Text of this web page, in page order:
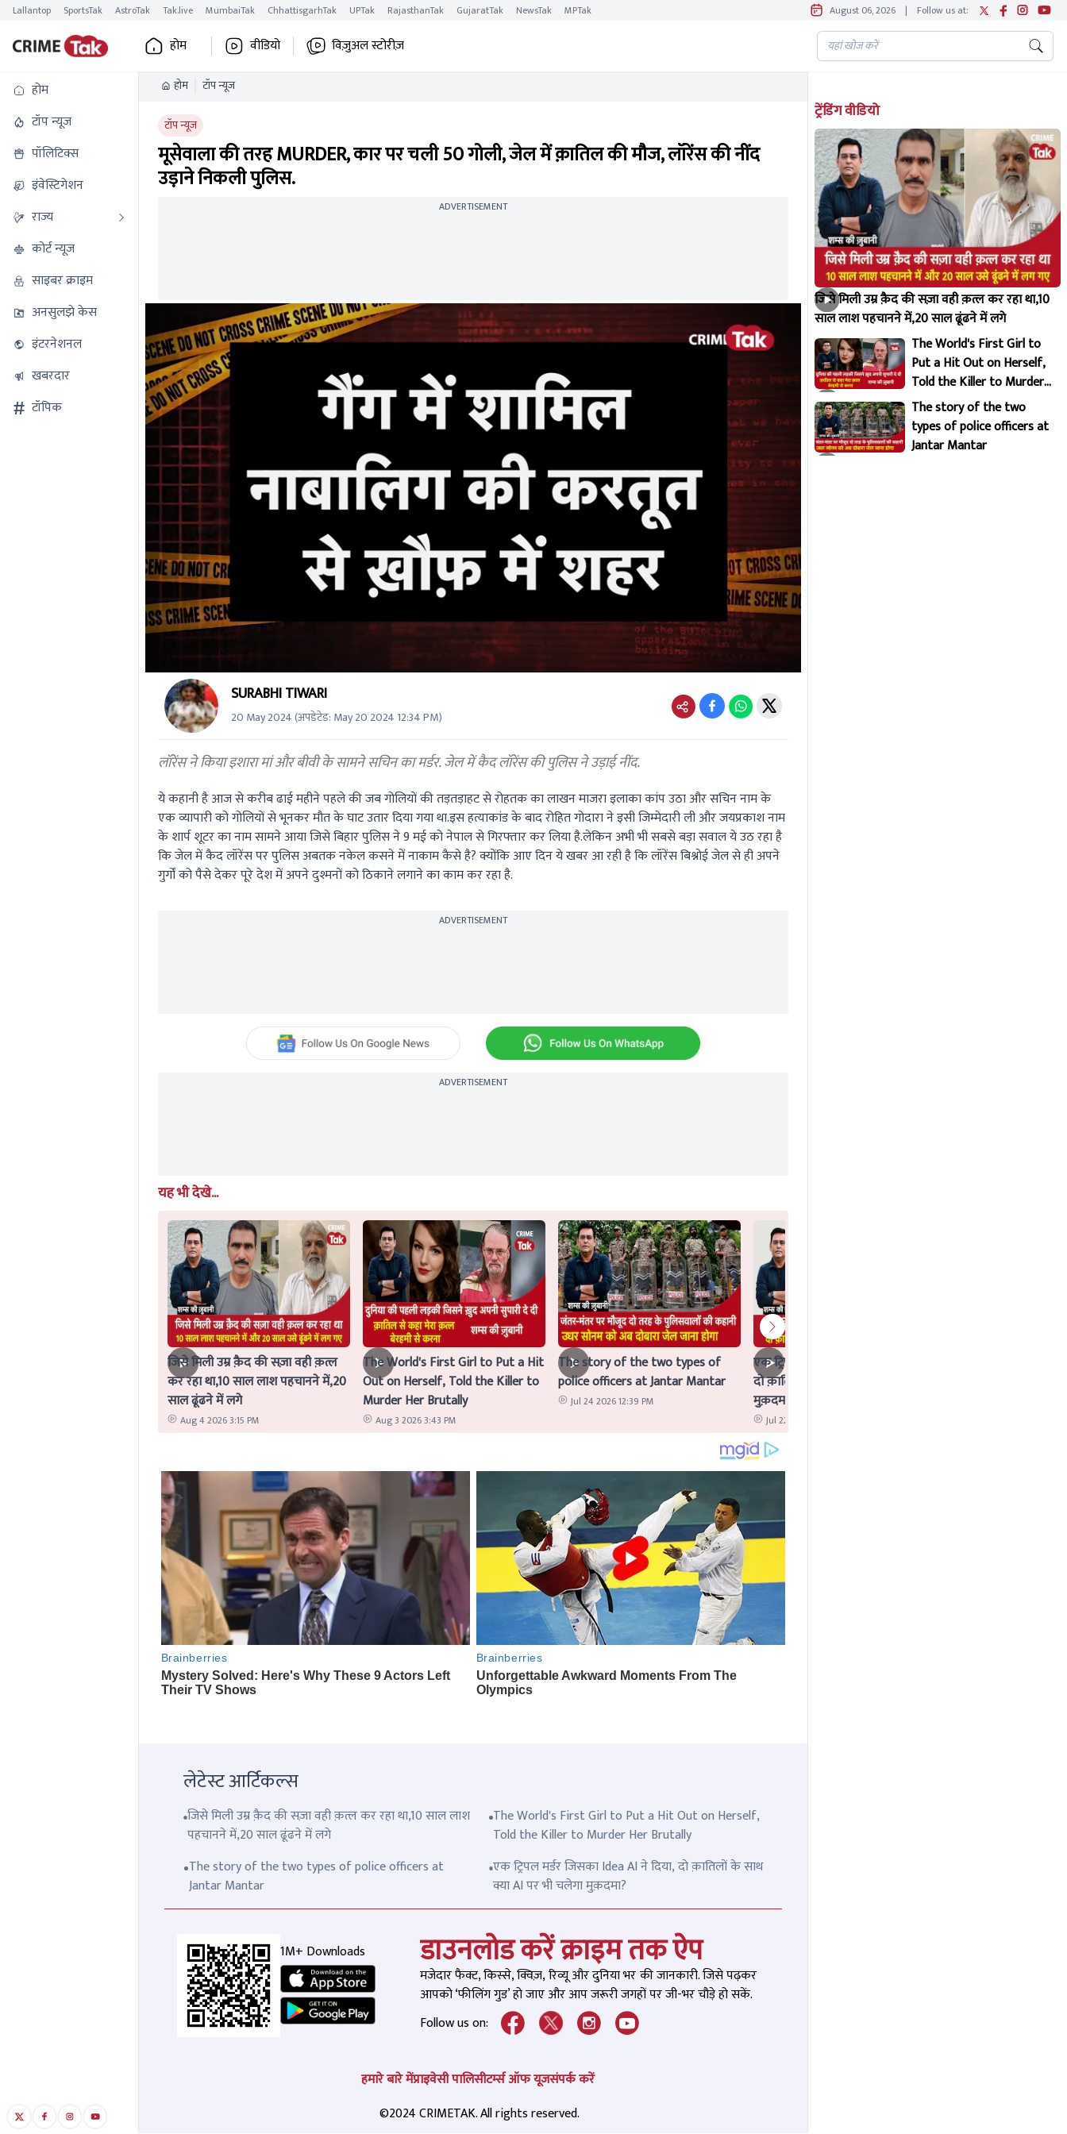
Lallantop SportsTak AstroTak Tak.live MumbaiTak ChhattisgarhTak UPTak RajasthanTak GujaratTak NewsTak MPTak August 06, 2026 | Follow us at:
होम वीडियो विज़ुअल स्टोरीज़
होम
टॉप न्यूज
पॉलिटिक्स
इंवेस्टिगेशन
राज्य
कोर्ट न्यूज
साइबर क्राइम
अनसुलझे केस
इंटरनेशनल
खबरदार
टॉपिक
होम टॉप न्यूज
टॉप न्यूज
मूसेवाला की तरह MURDER, कार पर चली 50 गोली, जेल में क़ातिल की मौज, लॉरेंस की नींद
उड़ाने निकली पुलिस.
ADVERTISEMENT
seconds
secondsVolume
0%
SURABHI TIWARI
20 May 2024(अपडेटेड: May 20 2024 12:34 PM)
लॉरेंस ने किया इशारा मां और बीवी के सामने सचिन का मर्डर. जेल में कैद लॉरेंस की पुलिस ने उड़ाई नींद.
ये कहानी है आज से करीब ढाई महीने पहले की जब गोलियों की तड़तड़ाहट से रोहतक का लाखन माजरा इलाका कांप उठा और सचिन नाम के
एक व्यापारी को गोलियों से भूनकर मौत के घाट उतार दिया गया था.इस हत्याकांड के बाद रोहित गोदारा ने इसी जिम्मेदारी ली और जयप्रकाश नाम
के शार्प शूटर का नाम सामने आया जिसे बिहार पुलिस ने 9 मई को नेपाल से गिरफ्तार कर लिया है.लेकिन अभी भी सबसे बड़ा सवाल ये उठ रहा है
कि जेल में कैद लॉरेंस पर पुलिस अबतक नकेल कसने में नाकाम कैसे है? क्योंकि आए दिन ये खबर आ रही है कि लॉरेंस बिश्नोई जेल से ही अपने
गुर्गों को पैसे देकर पूरे देश में अपने दुश्मनों को ठिकाने लगाने का काम कर रहा है.
ADVERTISEMENT
ADVERTISEMENT
यह भी देखे...
जिसे मिली उम्र क़ैद की सज़ा वही क़त्ल
कर रहा था,10 साल लाश पहचानने में,20
साल ढूंढने में लगे
Aug 4 2026 3:15 PM
The World's First Girl to Put a Hit
Out on Herself, Told the Killer to
Murder Her Brutally
Aug 3 2026 3:43 PM
The story of the two types of
police officers at Jantar Mantar
Jul 24 2026 12:39 PM
एक ट्रिपल मर्डर जिसका Idea AI ने दिया,
दो क़ातिलों के साथ क्या AI पर भी चलेगा
मुक़दमा?
Jul 22 2026 12:02 PM
लेटेस्ट आर्टिकल्स
जिसे मिली उम्र क़ैद की सज़ा वही क़त्ल कर रहा था,10 साल लाश
पहचानने में,20 साल ढूंढने में लगे
The World's First Girl to Put a Hit Out on Herself,
Told the Killer to Murder Her Brutally
The story of the two types of police officers at
Jantar Mantar
एक ट्रिपल मर्डर जिसका Idea AI ने दिया, दो क़ातिलों के साथ
क्या AI पर भी चलेगा मुक़दमा?
1M+ Downloads डाउनलोड करें क्राइम तक ऐप
मजेदार फैक्ट, किस्से, क्विज़, रिव्यू और दुनिया भर की जानकारी. जिसे पढ़कर
आपको ‘फीलिंग गुड’ हो जाए और आप जरूरी जगहों पर जी-भर चौड़े हो सकें.
Follow us on:
हमारे बारे मेंप्राइवेसी पालिसीटर्म्स ऑफ यूजसंपर्क करें
©2024 CRIMETAK. All rights reserved.
ट्रेंडिंग वीडियो
जिसे मिली उम्र क़ैद की सज़ा वही क़त्ल कर रहा था,10
साल लाश पहचानने में,20 साल ढूंढने में लगे
The World's First Girl to
Put a Hit Out on Herself,
Told the Killer to Murder
Her Brutally
The story of the two
types of police officers at
Jantar Mantar